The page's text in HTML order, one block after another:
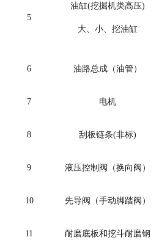
5
油缸(挖掘机类高压)
大、小、挖油缸
6 油路总成（油管）
7 电机
8 刮板链条(非标)
9 液压控制阀（换向阀）
10 先导阀（手动脚踏阀）
11 耐磨底板和挖斗耐磨钢